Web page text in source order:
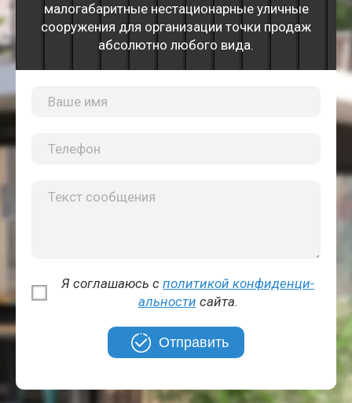
малогабаритные нестационарные уличные
сооружения для организации точки продаж
абсолютно любого вида.
Я соглашаюсь с политикой кон­фи­ден­ци­
аль­но­сти сайта.
Отправить